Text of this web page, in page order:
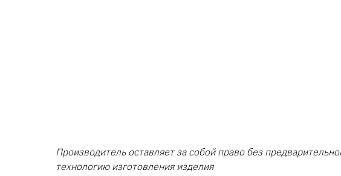
Производитель оставляет за собой право без
технологию изготовления изделия